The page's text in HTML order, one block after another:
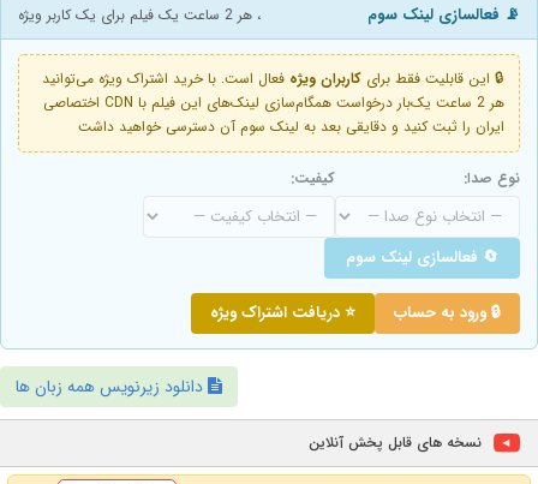
📡 فعالسازی لینک سوم ، هر 2 ساعت یک فیلم برای یک کاربر ویژه
🔒 این قابلیت فقط برای کاربران ویژه فعال است. با خرید اشتراک ویژه می‌توانید
هر 2 ساعت یک‌بار درخواست همگام‌سازی لینک‌های این فیلم با CDN اختصاصی
ایران را ثبت کنید و دقایقی بعد به لینک سوم آن دسترسی خواهید داشت
نوع صدا: کیفیت:
🔄 فعالسازی لینک سوم
🔒 ورود به حساب ⭐ دریافت اشتراک ویژه
دانلود زیرنویس همه زبان ها
نسخه های قابل پخش آنلاین